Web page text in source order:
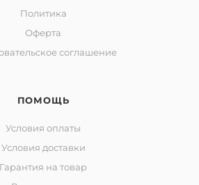
Политика
Оферта
соглашение
ПОМОЩЬ
Условия оплаты
Условия доставки
Гарантия на товар